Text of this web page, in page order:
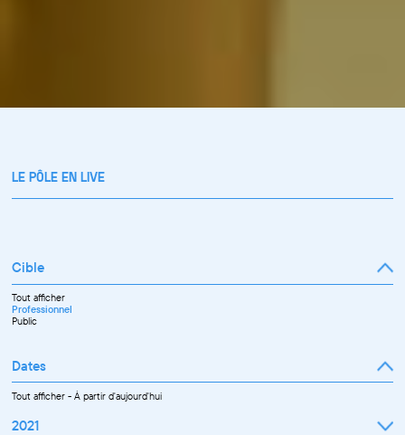
LE PÔLE EN LIVE
Cible
Tout afficher
Professionnel
Public
Dates
Tout afficher-À partir d'aujourd'hui
2021